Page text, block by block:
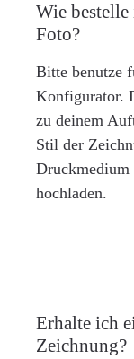
Wie
Foto?
Bitte benutze
Konfigurator.
zu deinem
Stil der
Druckmedium
hochladen.
Erhalte ich
Zeichnung?